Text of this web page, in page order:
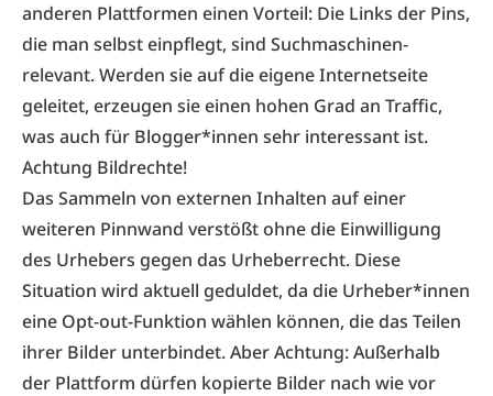
anderen Plattformen einen Vorteil: Die Links der Pins,
die man selbst einpflegt, sind Suchmaschinen-
relevant. Werden sie auf die eigene Internetseite
geleitet, erzeugen sie einen hohen Grad an Traffic,
was auch für Blogger*innen sehr interessant ist.
Achtung Bildrechte!
Das Sammeln von externen Inhalten auf einer
weiteren Pinnwand verstößt ohne die Einwilligung
des Urhebers gegen das Urheberrecht. Diese
Situation wird aktuell geduldet, da die Urheber*innen
eine Opt-out-Funktion wählen können, die das Teilen
ihrer Bilder unterbindet. Aber Achtung: Außerhalb
der Plattform dürfen kopierte Bilder nach wie vor